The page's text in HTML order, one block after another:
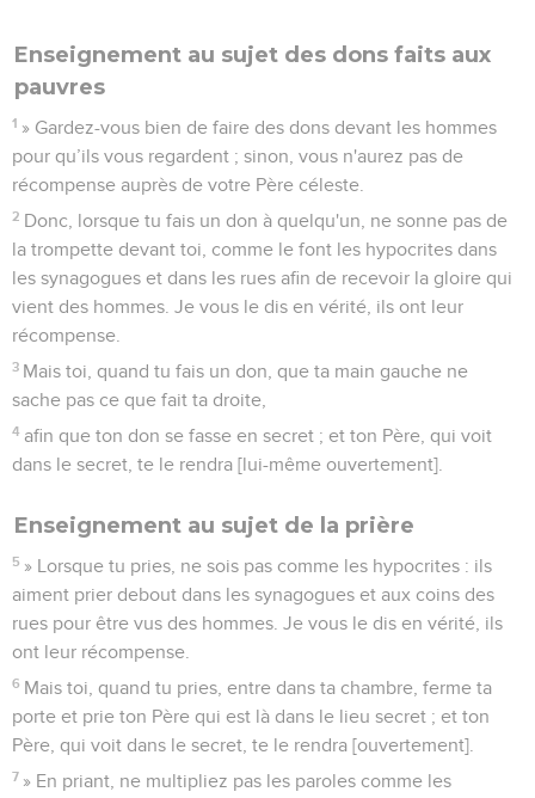
Enseignement au sujet des dons faits aux
pauvres
1 » Gardez-vous bien de faire des dons devant les hommes
pour qu’ils vous regardent ; sinon, vous n'aurez pas de
récompense auprès de votre Père céleste.
2 Donc, lorsque tu fais un don à quelqu'un, ne sonne pas de
la trompette devant toi, comme le font les hypocrites dans
les synagogues et dans les rues afin de recevoir la gloire qui
vient des hommes. Je vous le dis en vérité, ils ont leur
récompense.
3 Mais toi, quand tu fais un don, que ta main gauche ne
sache pas ce que fait ta droite,
4 afin que ton don se fasse en secret ; et ton Père, qui voit
dans le secret, te le rendra [lui-même ouvertement].
Enseignement au sujet de la prière
5 » Lorsque tu pries, ne sois pas comme les hypocrites : ils
aiment prier debout dans les synagogues et aux coins des
rues pour être vus des hommes. Je vous le dis en vérité, ils
ont leur récompense.
6 Mais toi, quand tu pries, entre dans ta chambre, ferme ta
porte et prie ton Père qui est là dans le lieu secret ; et ton
Père, qui voit dans le secret, te le rendra [ouvertement].
7 » En priant, ne multipliez pas les paroles comme les